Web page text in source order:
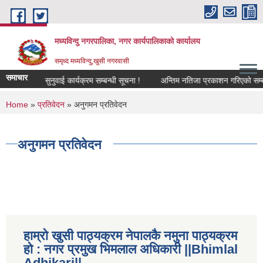
Skip to main content
मध्यविन्दु नगरपालिका, नगर कार्यपालिकाको कार्यालय
समृध्द मध्यविन्दु,खुसी नगरवासी
समाचार
सार्वजनिक सुनुवाई कार्यक्रम सम्बन्धी सूचना ! अन्तिम नतिजा प्रकाशन गरिएको
You are here
Home » प्रतिवेदन » अनुगमन प्रतिवेदन
अनुगमन प्रतिवेदन
हाम्रो खुसी पाठ्यक्रम नेपालकै नमुना पाठ्यक्रम
हो : नगर प्रमुख भिमलाल अधिकारी ||Bhimlal